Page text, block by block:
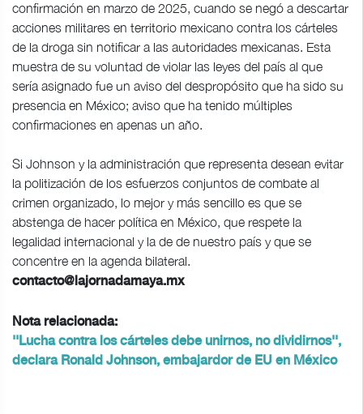
confirmación en marzo de 2025, cuando se negó a descartar
acciones militares en territorio mexicano contra los cárteles
de la droga sin notificar a las autoridades mexicanas. Esta
muestra de su voluntad de violar las leyes del país al que
sería asignado fue un aviso del despropósito que ha sido su
presencia en México; aviso que ha tenido múltiples
confirmaciones en apenas un año.
Si Johnson y la administración que representa desean evitar
la politización de los esfuerzos conjuntos de combate al
crimen organizado, lo mejor y más sencillo es que se
abstenga de hacer política en México, que respete la
legalidad internacional y la de de nuestro país y que se
concentre en la agenda bilateral.
contacto@lajornadamaya.mx
Nota relacionada:
''Lucha contra los cárteles debe unirnos, no dividirnos'',
declara Ronald Johnson, embajardor de EU en México